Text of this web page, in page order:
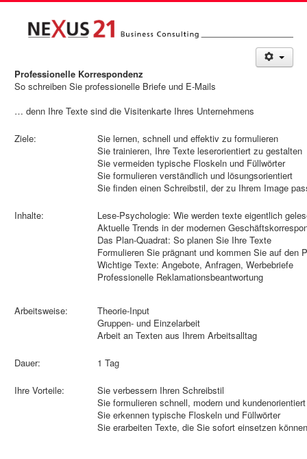
Professionelle Korrespondenz
So schreiben Sie professionelle Briefe und E-Mails
… denn Ihre Texte sind die Visitenkarte Ihres Unternehmens
Ziele:
Sie lernen, schnell und effektiv zu formulieren
Sie trainieren, Ihre Texte leserorientiert zu gestalten
Sie vermeiden typische Floskeln und Füllwörter
Sie formulieren verständlich und lösungsorientiert
Sie finden einen Schreibstil, der zu Ihrem Image
Inhalte:
Lese-Psychologie: Wie werden texte eigentlich
Aktuelle Trends in der modernen
Das Plan-Quadrat: So planen Sie Ihre Texte
Formulieren Sie prägnant und kommen Sie auf den
Wichtige Texte: Angebote, Anfragen, Werbebriefe
Professionelle Reklamationsbeantwortung
Arbeitsweise:
Theorie-Input
Gruppen- und Einzelarbeit
Arbeit an Texten aus Ihrem Arbeitsalltag
Dauer: 1 Tag
Ihre Vorteile:
Sie verbessern Ihren Schreibstil
Sie formulieren schnell, modern und kundenorientiert
Sie erkennen typische Floskeln und Füllwörter
Sie erarbeiten Texte, die Sie sofort einsetzen können